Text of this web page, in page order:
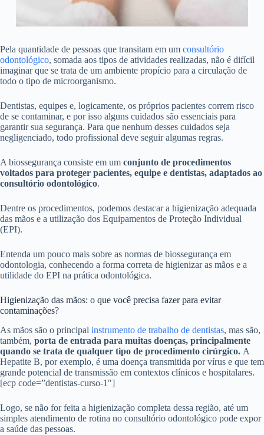
Pela quantidade de pessoas que transitam em um consultório
odontológico, somada aos tipos de atividades realizadas, não é difícil
imaginar que se trata de um ambiente propício para a circulação de
todo o tipo de microorganismo.
Dentistas, equipes e, logicamente, os próprios pacientes correm risco
de se contaminar, e por isso alguns cuidados são essenciais para
garantir sua segurança. Para que nenhum desses cuidados seja
negligenciado, todo profissional deve seguir algumas regras.
A biossegurança consiste em um conjunto de procedimentos
voltados para proteger pacientes, equipe e dentistas, adaptados ao
consultório odontológico.
Dentre os procedimentos, podemos destacar a higienização adequada
das mãos e a utilização dos Equipamentos de Proteção Individual
(EPI).
Entenda um pouco mais sobre as normas de biossegurança em
odontologia, conhecendo a forma correta de higienizar as mãos e a
utilidade do EPI na prática odontológica.
Higienização das mãos: o que você precisa fazer para evitar
contaminações?
As mãos são o principal instrumento de trabalho de dentistas, mas são,
também, porta de entrada para muitas doenças, principalmente
quando se trata de qualquer tipo de procedimento cirúrgico. A
Hepatite B, por exemplo, é uma doença transmitida por vírus e que tem
grande potencial de transmissão em contextos clínicos e hospitalares.
[ecp code=”dentistas-curso-1″]
Logo, se não for feita a higienização completa dessa região, até um
simples atendimento de rotina no consultório odontológico pode expor
a saúde das pessoas.